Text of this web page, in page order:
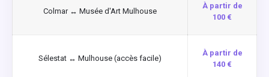
Colmar ↔ Musée d'Art Mulhouse
À partir de
100 €
Sélestat ↔ Mulhouse (accès facile)
À partir de
140 €